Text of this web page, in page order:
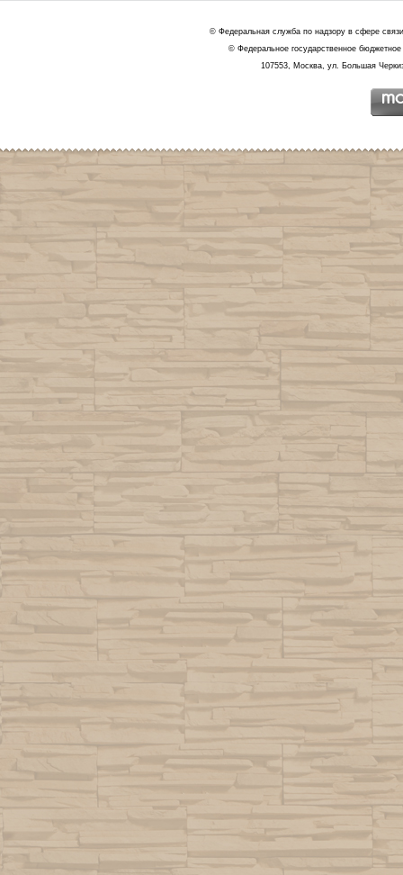
© Федеральная служба по надзору в сфере
© Федеральное государственное
107553, Москва, ул. Большая